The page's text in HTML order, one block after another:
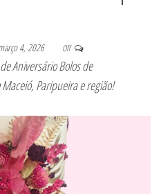
4, 2026 Off
Aniversário Bolos de
Paripueira e região!